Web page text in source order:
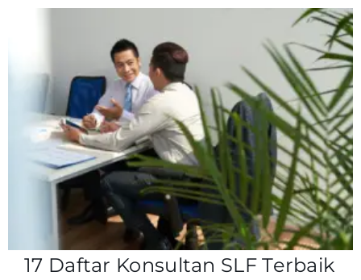
17 Daftar Konsultan SLF Terbaik